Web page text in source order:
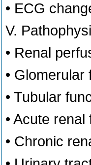
• ECG
V.
• Renal
•
• Tubular
• Acute renal
• Chronic